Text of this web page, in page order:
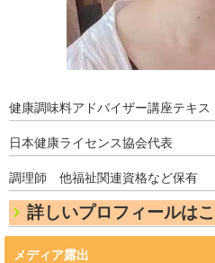
健康調味料アドバイザー講座テキス
日本健康ライセンス協会代表
調理師 他福祉関連資格など保有
詳しいプロフィールは
メディア露出